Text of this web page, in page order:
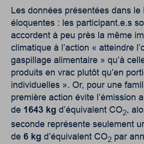
Les données présentées dans le
éloquentes : les participant.e.s
accordent à peu près la même
climatique à l’action « atteindre
gaspillage alimentaire » qu’à
produits en vrac plutôt qu’en
individuelles ». Or, pour une
première action évite l’émission
de 1643 kg d’équivalent CO2,
seconde représente seulement
de6 kg d’équivalent CO2 par